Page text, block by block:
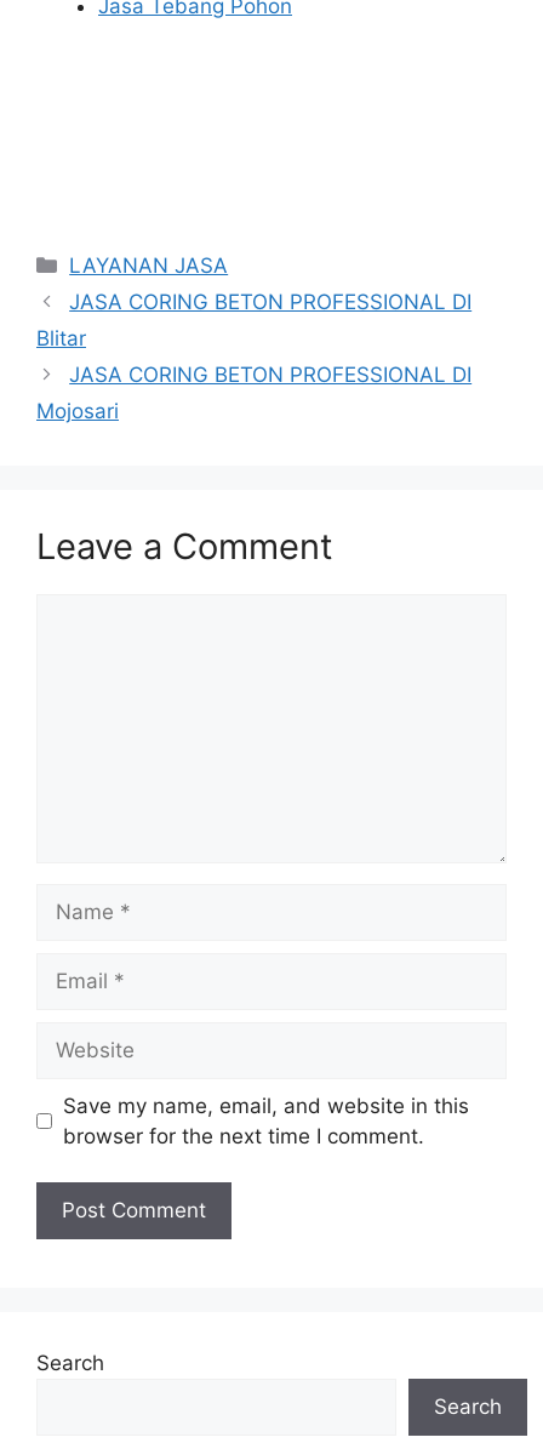
Jasa Tebang Pohon
Categories
LAYANAN JASA
JASA CORING BETON PROFESSIONAL DI
Blitar
JASA CORING BETON PROFESSIONAL DI
Mojosari
Leave a Comment
Save my name, email, and website in this
browser for the next time I comment.
Search
Search